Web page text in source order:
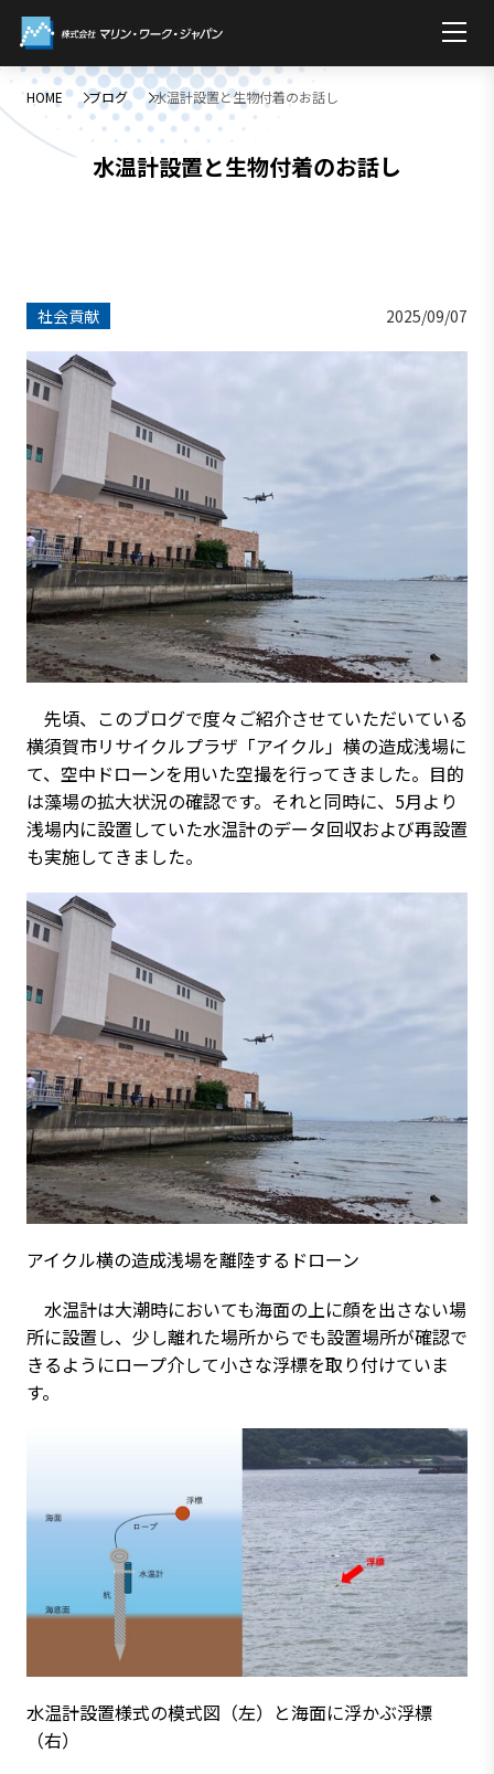
HOME ブログ 水温計設置と生物付着のお話し
水温計設置と生物付着のお話し
社会貢献 2025/09/07
先頃、このブログで度々ご紹介させていただいている
横須賀市リサイクルプラザ「アイクル」横の造成浅場に
て、空中ドローンを用いた空撮を行ってきました。目的
は藻場の拡大状況の確認です。それと同時に、5月より
浅場内に設置していた水温計のデータ回収および再設置
も実施してきました。
アイクル横の造成浅場を離陸するドローン
水温計は大潮時においても海面の上に顔を出さない場
所に設置し、少し離れた場所からでも設置場所が確認で
きるようにロープ介して小さな浮標を取り付けていま
す。
水温計設置様式の模式図（左）と海面に浮かぶ浮標
（右）